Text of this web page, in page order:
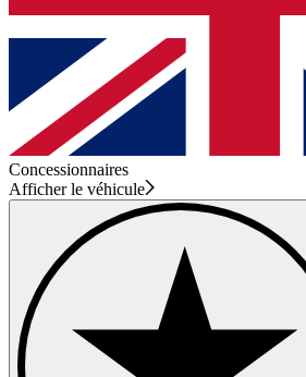
Concessionnaires
Afficher le véhicule